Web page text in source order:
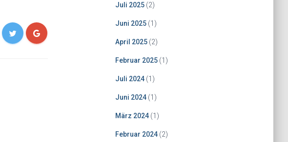
Juli 2025(2)
Juni 2025(1)
April 2025(2)
Februar 2025(1)
Juli 2024(1)
Juni 2024(1)
März 2024(1)
Februar 2024(2)